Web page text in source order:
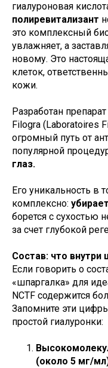
гиалуроновая
полиревитализант
это комплексный
увлажняет, а
новому. Это
клеток,
кожи.
Разработан
Filogra (Laboratoires
огромный путь от
популярной
глаз.
Его уникальность в
комплексно:
борется с сухостью
за счет глубокой
Состав: что внутри
Если говорить о
«шпаргалка» для
NCTF содержится
Запомните эти
простой гиалуронки:
(около 5 мг/